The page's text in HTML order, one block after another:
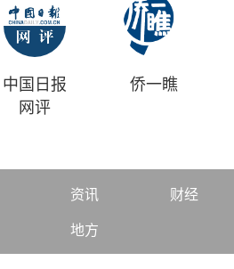
中国日报
网评
侨一瞧
资讯 财经
地方